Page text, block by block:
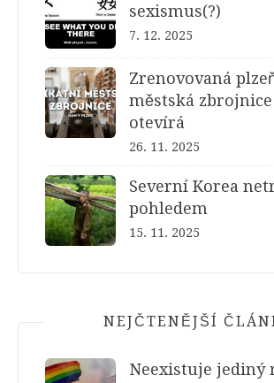
sexismus(?)
7. 12. 2025
Zrenovovaná
městská
otevírá
26. 11. 2025
Severní Korea
pohledem
15. 11. 2025
NEJČTENĚJŠÍ
Neexistuje jediný